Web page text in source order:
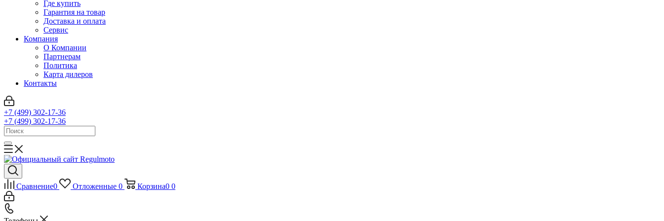
Где купить
Гарантия на товар
Доставка и оплата
Сервис
Компания
О Компании
Партнерам
Политика
Карта дилеров
Контакты
+7 (499) 302-17-36
+7 (499) 302-17-36
Сравнение0 Отложенные 0 Корзина0 0